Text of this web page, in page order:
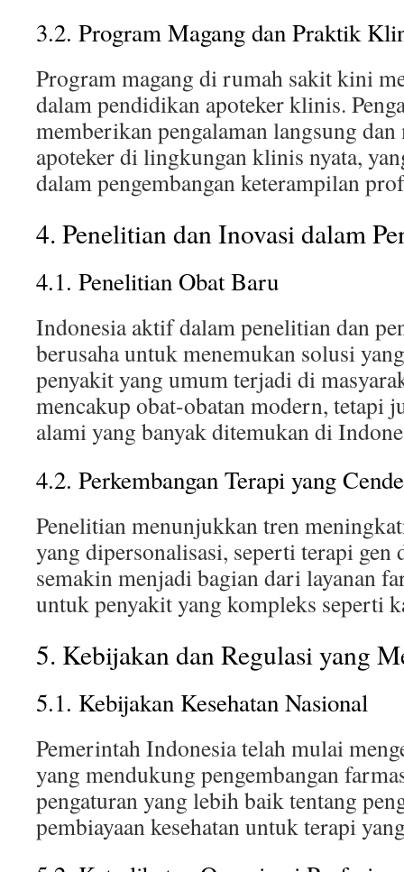
3.2. Program Magang dan Praktik
Program magang di rumah sakit kini
dalam pendidikan apoteker klinis.
memberikan pengalaman langsung
apoteker di lingkungan klinis nyata,
dalam pengembangan keterampilan
4. Penelitian dan Inovasi dalam
4.1. Penelitian Obat Baru
Indonesia aktif dalam penelitian dan
berusaha untuk menemukan solusi
penyakit yang umum terjadi di
mencakup obat-obatan modern, tetapi
alami yang banyak ditemukan di
4.2. Perkembangan Terapi yang
Penelitian menunjukkan tren
yang dipersonalisasi, seperti terapi
semakin menjadi bagian dari layanan
untuk penyakit yang kompleks seperti
5. Kebijakan dan Regulasi yang
5.1. Kebijakan Kesehatan Nasional
Pemerintah Indonesia telah mulai
yang mendukung pengembangan
pengaturan yang lebih baik tentang
pembiayaan kesehatan untuk terapi